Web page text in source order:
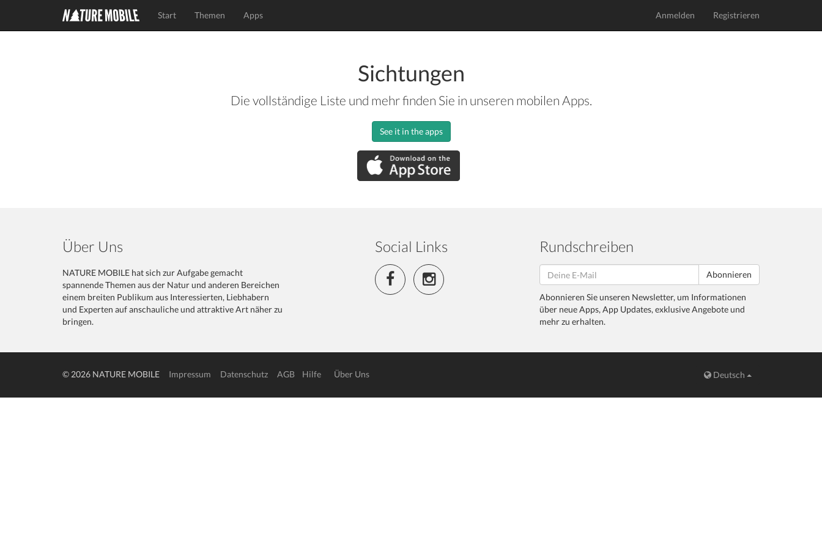
Start Themen Apps Anmelden Registrieren
Sichtungen
Die vollständige Liste und mehr finden Sie in unseren mobilen Apps.
See it in the apps
Über Uns
NATURE MOBILE hat sich zur Aufgabe gemacht
spannende Themen aus der Natur und anderen Bereichen
einem breiten Publikum aus Interessierten, Liebhabern
und Experten auf anschauliche und attraktive Art näher zu
bringen.
Social Links Rundschreiben
Abonnieren
Abonnieren Sie unseren Newsletter, um Informationen
über neue Apps, App Updates, exklusive Angebote und
mehr zu erhalten.
© 2026 NATURE MOBILE Impressum Datenschutz AGB Hilfe Über Uns Deutsch